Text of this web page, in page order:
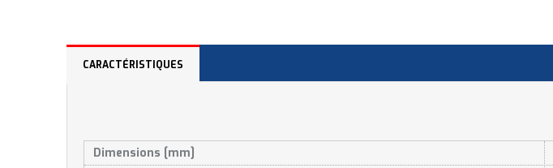
CARACTÉRISTIQUES
Dimensions [mm]